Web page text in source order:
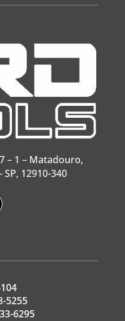
– 1 – Matadouro,
12910-340
5255
6295